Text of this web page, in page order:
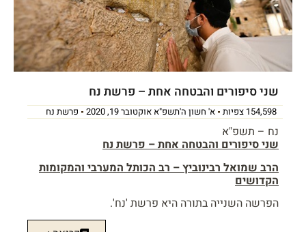
שני סיפורים והבטחה אחת – פרשת נח
154,598 צפיות א' חשון ה'תשפ"א אוקטובר 19, 2020 פרשת נח
נח – תשפ"א
שני סיפורים והבטחה אחת – פרשת נח
הרב שמואל רבינוביץ – רב הכותל המערבי והמקומות
הקדושים
הפרשה השנייה בתורה היא פרשת 'נח'.